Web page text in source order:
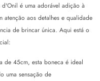
d'Onil é uma adorável adição à
aos detalhes e qualidade
de brincar única. Aqui está o
de 45cm, esta boneca é ideal
uma sensação de